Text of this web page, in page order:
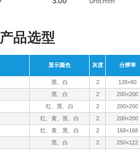
产品选型
显示颜色 灰度 分辨率
黑、白 2
128×80
黑、白 2
200×200
红、黑、白 2
200×200
红、黄、黑、白 2
200×200
红、黄、黑、白 2
168×168
黑、白 2
250×122